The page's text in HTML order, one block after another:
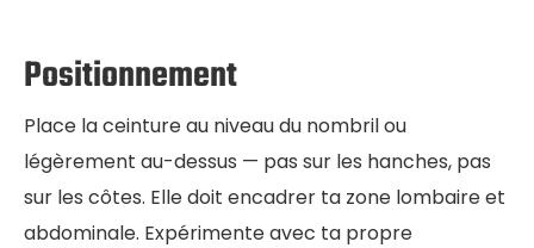
Positionnement
Place la ceinture au niveau du nombril ou
légèrement au-dessus — pas sur les hanches, pas
sur les côtes. Elle doit encadrer ta zone lombaire et
abdominale. Expérimente avec ta propre